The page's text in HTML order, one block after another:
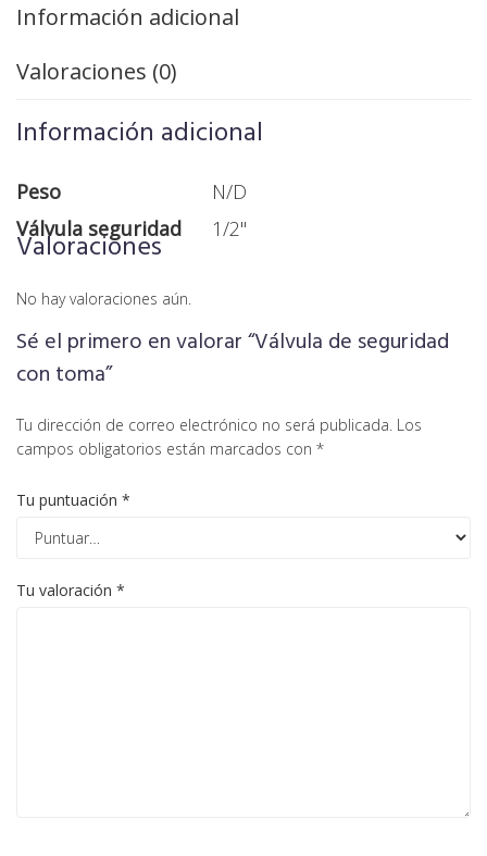
Información adicional
Valoraciones (0)
Información adicional
Peso
N/D
Válvula seguridad
1/2"
Valoraciones
No hay valoraciones aún.
Sé el primero en valorar “Válvula de seguridad
con toma”
Tu dirección de correo electrónico no será publicada. Los
campos obligatorios están marcados con *
Tu puntuación *
Tu valoración *